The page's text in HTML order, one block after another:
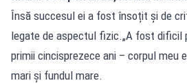
Însă succesul ei a fost însoțit și de
legate de aspectul fizic.„A fost dificil
primii cincisprezece ani – corpul meu
mari şi fundul mare.